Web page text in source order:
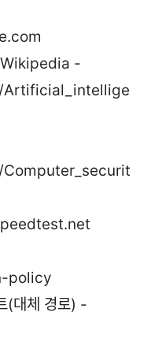
-
Artificial_intellige
policy
(대체 경로) -